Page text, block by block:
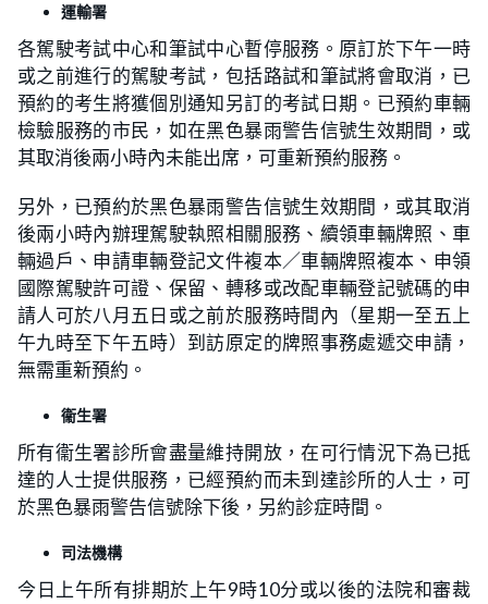
運輸署
各駕駛考試中心和筆試中心暫停服務。原訂於下午一時
或之前進行的駕駛考試，包括路試和筆試將會取消，已
預約的考生將獲個別通知另訂的考試日期。已預約車輛
檢驗服務的市民，如在黑色暴雨警告信號生效期間，或
其取消後兩小時內未能出席，可重新預約服務。
另外，已預約於黑色暴雨警告信號生效期間，或其取消
後兩小時內辦理駕駛執照相關服務、續領車輛牌照、車
輛過戶、申請車輛登記文件複本／車輛牌照複本、申領
國際駕駛許可證、保留、轉移或改配車輛登記號碼的申
請人可於八月五日或之前於服務時間內（星期一至五上
午九時至下午五時）到訪原定的牌照事務處遞交申請，
無需重新預約。
衞生署
所有衞生署診所會盡量維持開放，在可行情況下為已抵
達的人士提供服務，已經預約而未到達診所的人士，可
於黑色暴雨警告信號除下後，另約診症時間。
司法機構
今日上午所有排期於上午9時10分或以後的法院和審裁